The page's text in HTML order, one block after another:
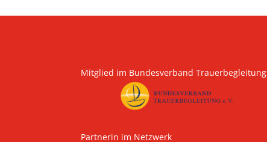
Mitglied im Bundesverband Trauerbegleitung
Partnerin im Netzwerk